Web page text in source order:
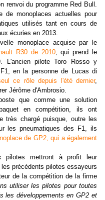
renvoi du programme Red Bull.
de monoplaces actuelles pour
utilisés tant en cours de
écuries en 2013.
monoplace acquise par le
R30 de 2010, qui prend le
L'ancien pilote Toro Rosso y
en la personne de Lucas di
ce rôle depuis l'été dernier,
Jérôme d'Ambrosio.
que comme une solution
en compétition, ils ont
très chargé puisque, outre les
les pneumatiques des F1, ils
de GP2, qui a également
pilotes mettront à profit leur
précédents pilotes essayeurs
de la compétition de la firme
utiliser les pilotes pour toutes
les développements en GP2 et